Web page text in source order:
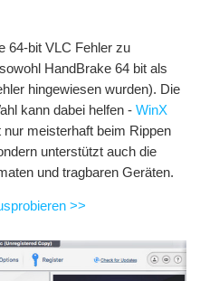
64-bit VLC Fehler zu
HandBrake 64 bit als
hingewiesen wurden). Die
kann dabei helfen - WinX
nur meisterhaft beim Rippen
unterstützt auch die
und tragbaren Geräten.
>>